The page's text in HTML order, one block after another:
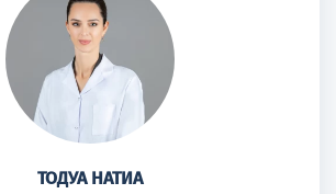
ТОДУА НАТИА